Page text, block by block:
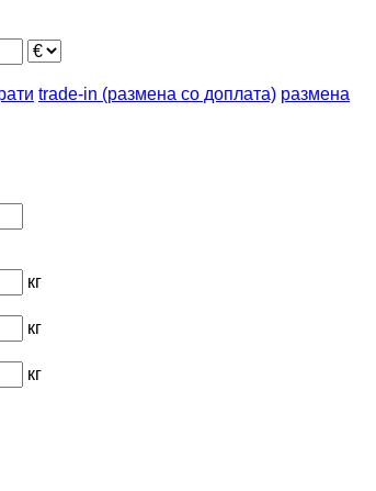
trade-in (размена со доплата) размена
кг
кг
кг